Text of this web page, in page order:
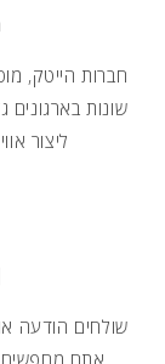
חברות הייטק,
שונות בארגונים
ליצור
שולחים הודעה